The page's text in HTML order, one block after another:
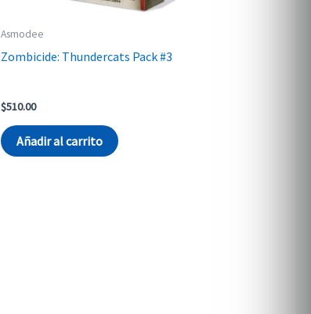
Asmodee
Zombicide: Thundercats Pack #3
$510.00
Añadir al carrito